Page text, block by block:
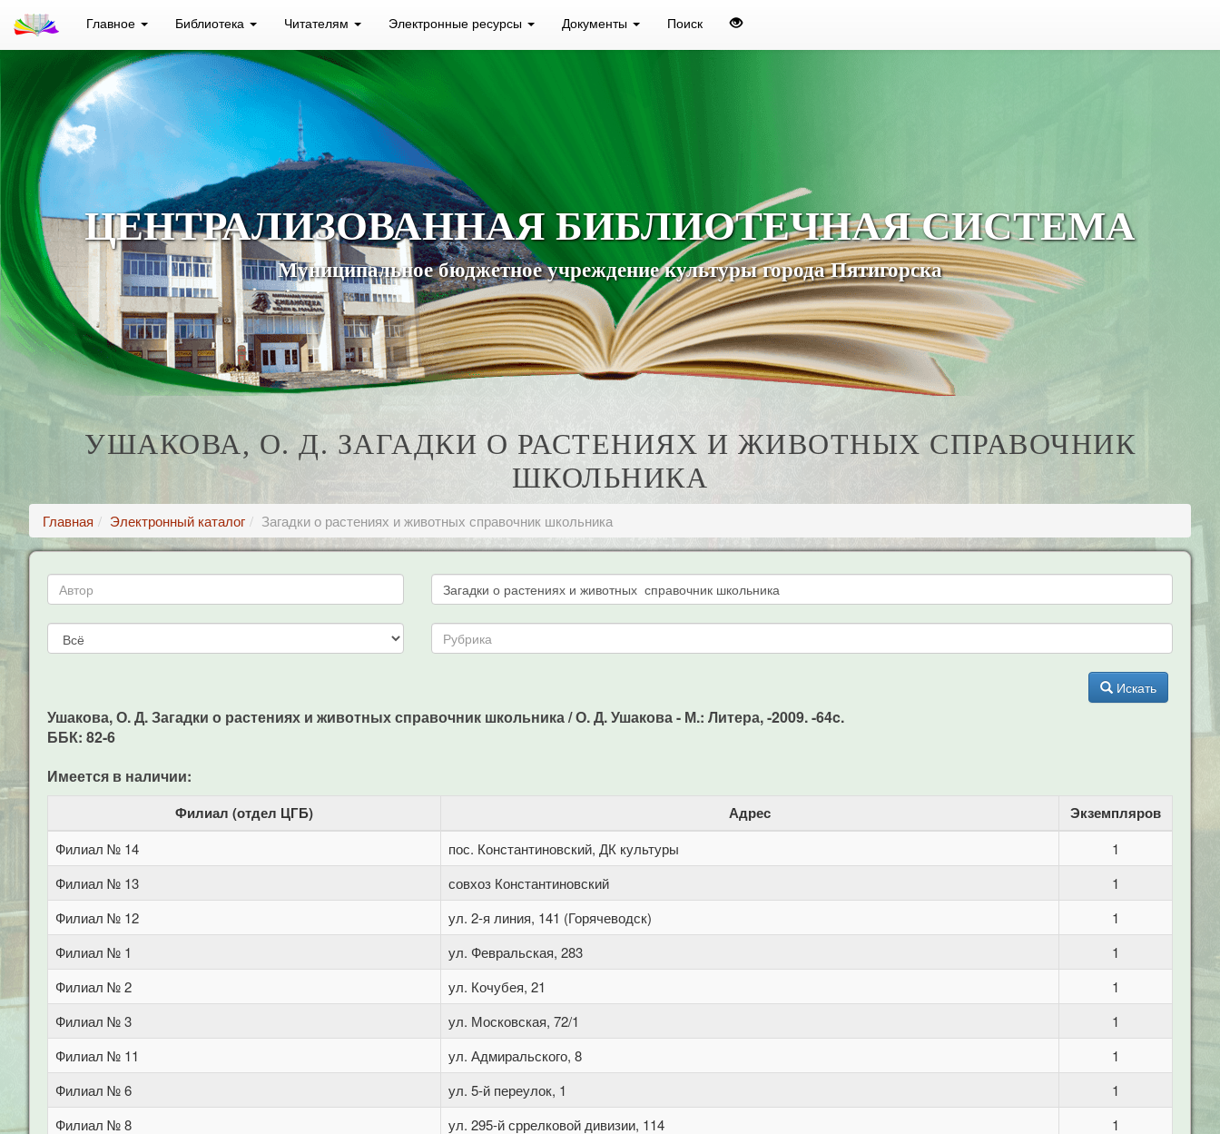
Главное Библиотека Читателям Электронные ресурсы Документы Поиск
ЦЕНТРАЛИЗОВАННАЯ БИБЛИОТЕЧНАЯ СИСТЕМА
Муниципальное бюджетное учреждение культуры города Пятигорска
УШАКОВА, О. Д. ЗАГАДКИ О РАСТЕНИЯХ И ЖИВОТНЫХ СПРАВОЧНИК
ШКОЛЬНИКА
Главная Электронный каталог Загадки о растениях и животных справочник школьника
Искать
Ушакова, О. Д. Загадки о растениях и животных справочник школьника / О. Д. Ушакова - М.: Литера, -2009. -64c.
ББК: 82-6
Имеется в наличии:
Филиал (отдел ЦГБ) Адрес Экземпляров
Филиал № 14 пос. Константиновский, ДК культуры
1
Филиал № 13
совхоз Константиновский
1
Филиал № 12
ул. 2-я линия, 141 (Горячеводск)
1
Филиал № 1
ул. Февральская, 283
1
Филиал № 2
ул. Кочубея, 21
1
Филиал № 3
ул. Московская, 72/1
1
Филиал № 11
ул. Адмиральского, 8
1
Филиал № 6
ул. 5-й переулок, 1
1
Филиал № 8
ул. 295-й сррелковой дивизии, 114
1